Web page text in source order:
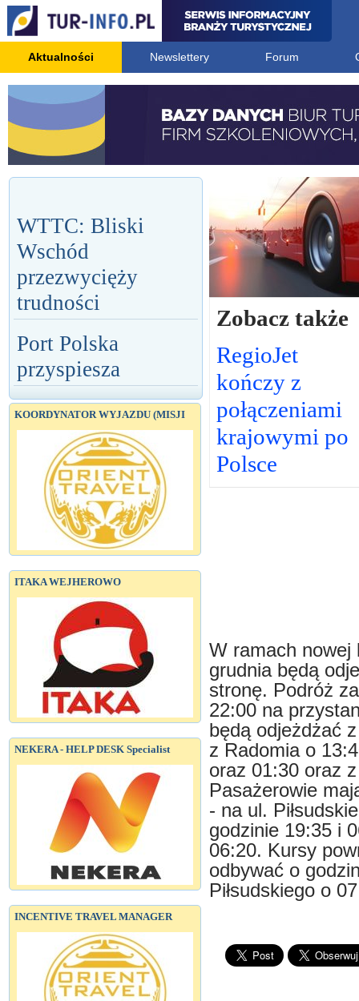
Aktualności Newslettery Forum
WTTC: Bliski
Wschód
przezwycięży
trudności
Port Polska
przyspiesza
KOORDYNATOR WYJAZDU (MISJI
ITAKA WEJHEROWO
NEKERA - HELP DESK Specialist
INCENTIVE TRAVEL MANAGER
Zobacz także
RegioJet
kończy z
połączeniami
krajowymi po
Polsce
W ramach nowej
grudnia będą
stronę. Podróż
22:00 na
będą odjeżdżać
z Radomia o
oraz 01:30 oraz
Pasażerowie
- na ul.
godzinie 19:35 i
06:20. Kursy
odbywać o
Piłsudskiego o